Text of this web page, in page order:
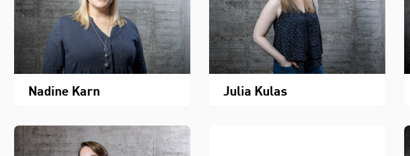
Nadine Karn Julia Kulas